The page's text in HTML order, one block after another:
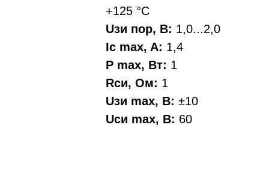
+125 °С
Uзи пор, В: 1,0...2,0
Ic max, A: 1,4
P max, Вт: 1
Rси, Oм: 1
Uзи max, В: ±10
Uси max, В: 60